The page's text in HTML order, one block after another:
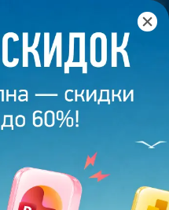
374 – Ксения
- КСЕНИЯ